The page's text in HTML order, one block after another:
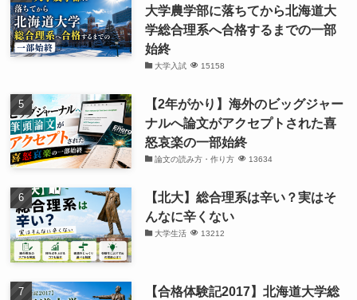
大学農学部に落ちてから北海道大
学総合理系へ合格するまでの一部
始終
大学入試 15158
【2年がかり】海外のビッグジャー
ナルへ論文がアクセプトされた喜
怒哀楽の一部始終
論文の読み方・作り方 13634
【北大】総合理系は辛い？実はそ
んなに辛くない
大学生活 13212
【合格体験記2017】北海道大学総